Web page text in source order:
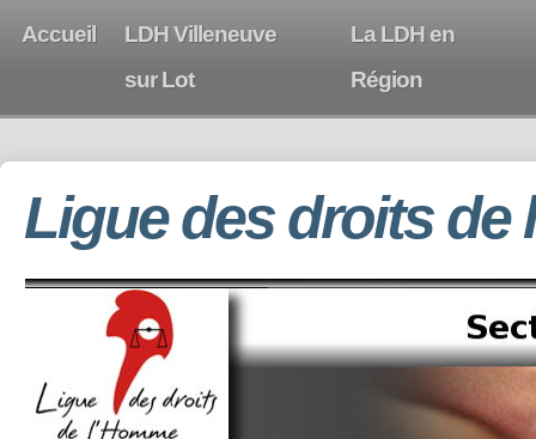
Accueil
LDH Villeneuve
sur Lot
La LDH en
Région
Ligue des droits de